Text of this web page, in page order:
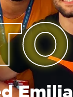
Emilia